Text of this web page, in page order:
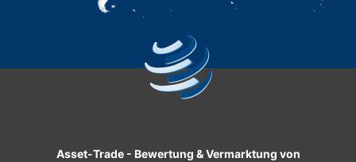
Asset-Trade - Bewertung & Vermarktung von